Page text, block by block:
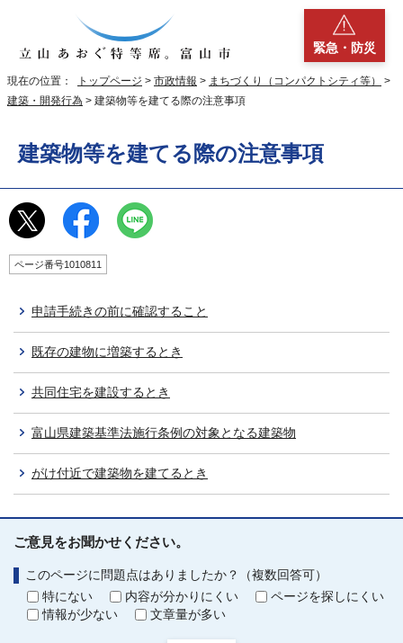
緊急・防災
現在の位置： トップページ > 市政情報 > まちづくり（コンパクトシティ等）
>
建築・開発行為 > 建築物等を建てる際の注意事項
建築物等を建てる際の注意事項
ページ番号1010811
申請手続きの前に確認すること
既存の建物に増築するとき
共同住宅を建設するとき
富山県建築基準法施行条例の対象となる建築物
がけ付近で建築物を建てるとき
ご意見をお聞かせください。
このページに問題点はありましたか？（複数回答可）
特にない
内容が分かりにくい
ページを探しにくい
情報が少ない
文章量が多い